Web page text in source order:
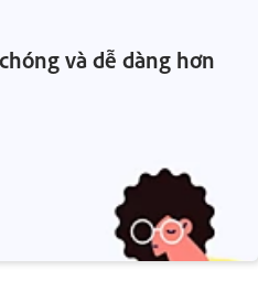
và dễ dàng hơn